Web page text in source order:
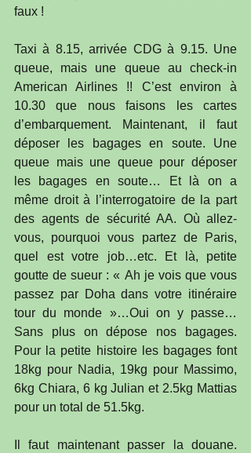
faux !
Taxi à 8.15, arrivée CDG à 9.15. Une
queue, mais une queue au check-in
American Airlines !! C’est environ à
10.30 que nous faisons les cartes
d’embarquement. Maintenant, il faut
déposer les bagages en soute. Une
queue mais une queue pour déposer
les bagages en soute… Et là on a
même droit à l’interrogatoire de la part
des agents de sécurité AA. Où allez-
vous, pourquoi vous partez de Paris,
quel est votre job…etc. Et là, petite
goutte de sueur : « Ah je vois que vous
passez par Doha dans votre itinéraire
tour du monde »…Oui on y passe…
Sans plus on dépose nos bagages.
Pour la petite histoire les bagages font
18kg pour Nadia, 19kg pour Massimo,
6kg Chiara, 6 kg Julian et 2.5kg Mattias
pour un total de 51.5kg.
Il faut maintenant passer la douane.